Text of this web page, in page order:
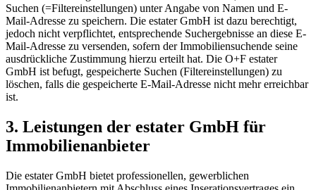
Suchen (=Filtereinstellungen) unter Angabe von Namen und E-
Mail-Adresse zu speichern. Die estater GmbH ist dazu berechtigt,
jedoch nicht verpflichtet, entsprechende Suchergebnisse an diese E-
Mail-Adresse zu versenden, sofern der Immobiliensuchende seine
ausdrückliche Zustimmung hierzu erteilt hat. Die O+F estater
GmbH ist befugt, gespeicherte Suchen (Filtereinstellungen) zu
löschen, falls die gespeicherte E-Mail-Adresse nicht mehr erreichbar
ist.
3. Leistungen der estater GmbH für
Immobilienanbieter
Die estater GmbH bietet professionellen, gewerblichen